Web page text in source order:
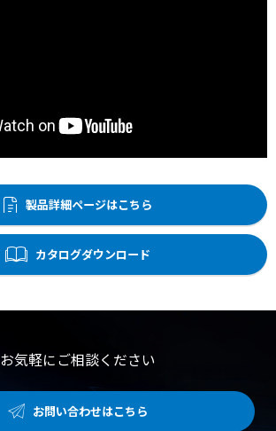
製品詳細ページはこちら
カタログダウンロード
お気軽にご相談ください
お問い合わせはこちら